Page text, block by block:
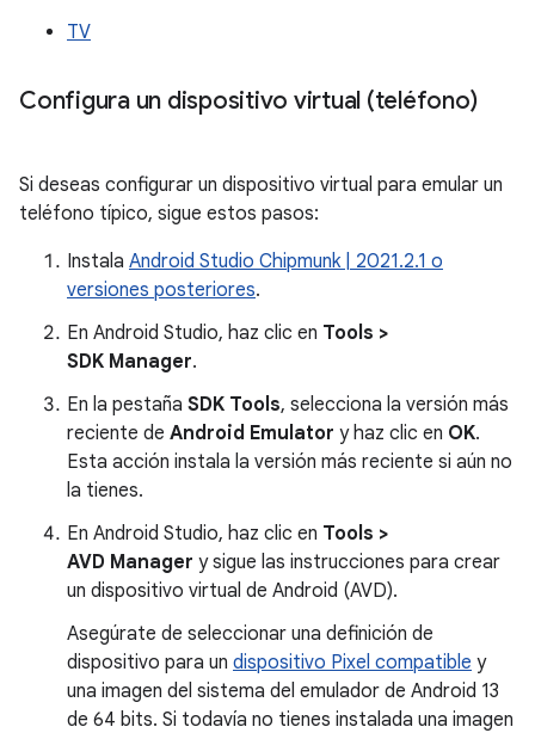
TV
Configura un dispositivo virtual (teléfono)
Si deseas configurar un dispositivo virtual para emular un
teléfono típico, sigue estos pasos:
Instala Android Studio Chipmunk | 2021.2.1 o
versiones posteriores.
En Android Studio, haz clic en Tools >
SDK Manager.
En la pestaña SDK Tools, selecciona la versión más
reciente de Android Emulator y haz clic en OK.
Esta acción instala la versión más reciente si aún no
la tienes.
En Android Studio, haz clic en Tools >
AVD Manager y sigue las instrucciones para crear
un dispositivo virtual de Android (AVD).
Asegúrate de seleccionar una definición de
dispositivo para un dispositivo Pixel compatible y
una imagen del sistema del emulador de Android 13
de 64 bits. Si todavía no tienes instalada una imagen